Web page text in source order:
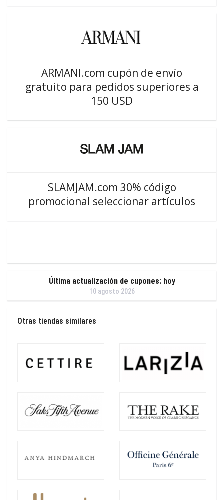
ARMANI.com cupón de envío
gratuito para pedidos superiores a
150 USD
SLAMJAM.com 30% código
promocional seleccionar artículos
Última actualización de cupones: hoy
10 agosto 2026
Otras tiendas similares